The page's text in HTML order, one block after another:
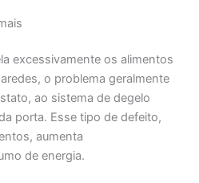
excessivamente os alimentos
o problema geralmente
ao sistema de degelo
porta. Esse tipo de defeito,
aumenta
de energia.